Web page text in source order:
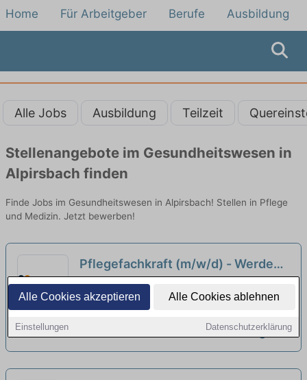
Alle Cookies akzeptieren Alle Cookies ablehnen
Einstellungen Datenschutzerklärung
Home Für Arbeitgeber Berufe Ausbildung
Alle Jobs Ausbildung Teilzeit
Stellenangebote im Gesundheitswesen in
Alpirsbach finden
Finde Jobs im Gesundheitswesen in Alpirsbach! Stellen in Pflege
und Medizin. Jetzt bewerben!
Pflegefachkraft (m/w/d) - Werde
Teil unseres Teams!
Angelika-Wössner-Stift, curage Betriebs
GmbH und Co.KG Sulz | Sulz am Neckar
zum Angebot